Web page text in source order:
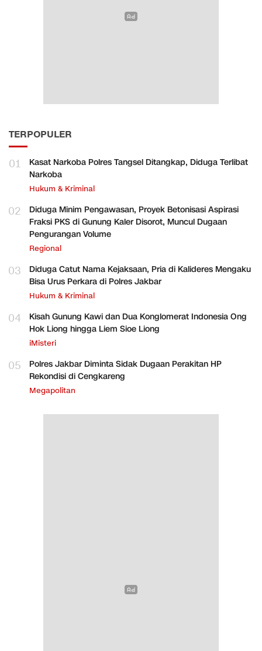
TERPOPULER
01
Kasat Narkoba Polres Tangsel Ditangkap, Diduga Terlibat
Narkoba
Hukum & Kriminal
02
Diduga Minim Pengawasan, Proyek Betonisasi Aspirasi
Fraksi PKS di Gunung Kaler Disorot, Muncul Dugaan
Pengurangan Volume
Regional
03
Diduga Catut Nama Kejaksaan, Pria di Kalideres Mengaku
Bisa Urus Perkara di Polres Jakbar
Hukum & Kriminal
04
Kisah Gunung Kawi dan Dua Konglomerat Indonesia Ong
Hok Liong hingga Liem Sioe Liong
iMisteri
05
Polres Jakbar Diminta Sidak Dugaan Perakitan HP
Rekondisi di Cengkareng
Megapolitan